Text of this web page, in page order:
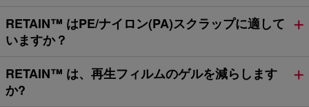
RETAIN™ はPE/ナイロン(PA)スクラップに適して
いますか？
RETAIN™ は、再生フィルムのゲルを減らします
か?